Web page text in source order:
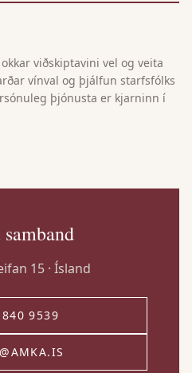
viðskiptavini vel og veita
vínval og þjálfun starfsfólks
þjónusta er kjarninn í
15 · Ísland
9539